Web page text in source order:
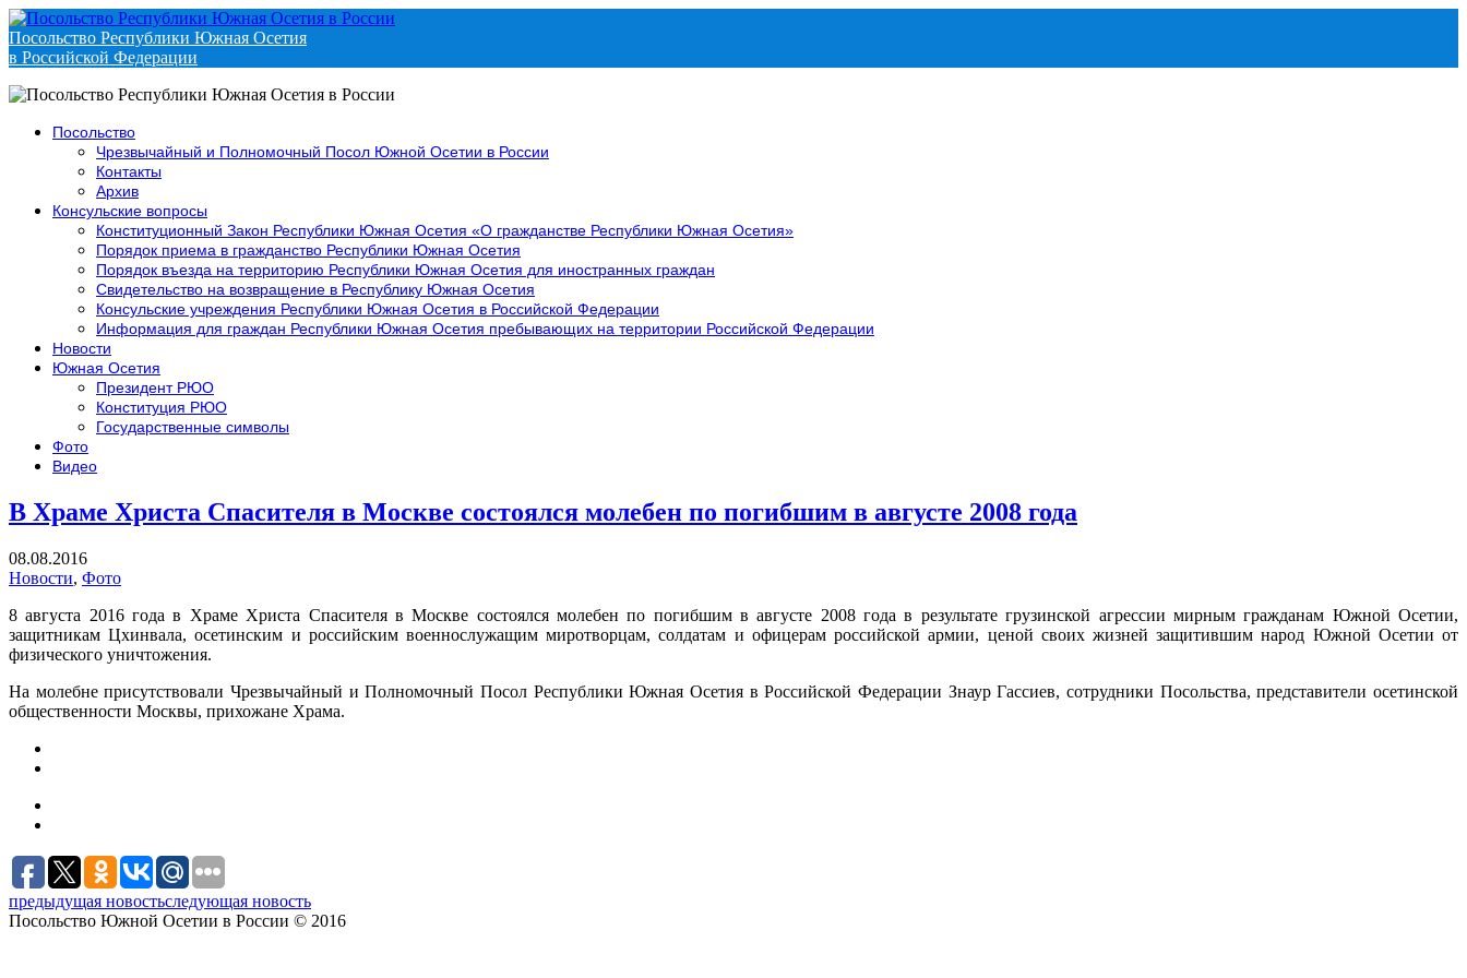
Посольство Республики Южная Осетия
в Российской Федерации
Посольство
Чрезвычайный и Полномочный Посол Южной Осетии в России
Контакты
Архив
Консульские вопросы
Конституционный Закон Республики Южная Осетия «О гражданстве Республики Южная Осетия»
Порядок приема в гражданство Республики Южная Осетия
Порядок въезда на территорию Республики Южная Осетия для иностранных граждан
Свидетельство на возвращение в Республику Южная Осетия
Консульские учреждения Республики Южная Осетия в Российской Федерации
Информация для граждан Республики Южная Осетия пребывающих на территории Российской Федерации
Новости
Южная Осетия
Президент РЮО
Конституция РЮО
Государственные символы
Фото
Видео
В Храме Христа Спасителя в Москве состоялся молебен по погибшим в августе 2008 года
08.08.2016
Новости, Фото
8 августа 2016 года в Храме Христа Спасителя в Москве состоялся молебен по погибшим в августе 2008 года в результате грузинской агрессии мирным гражданам Южной Осетии,
защитникам Цхинвала, осетинским и российским военнослужащим миротворцам, солдатам и офицерам российской армии, ценой своих жизней защитившим народ Южной Осетии от
физического уничтожения.
На молебне присутствовали Чрезвычайный и Полномочный Посол Республики Южная Осетия в Российской Федерации Знаур Гассиев, сотрудники Посольства, представители осетинской
общественности Москвы, прихожане Храма.
предыдущая новостьследующая новость
Посольство Южной Осетии в России © 2016